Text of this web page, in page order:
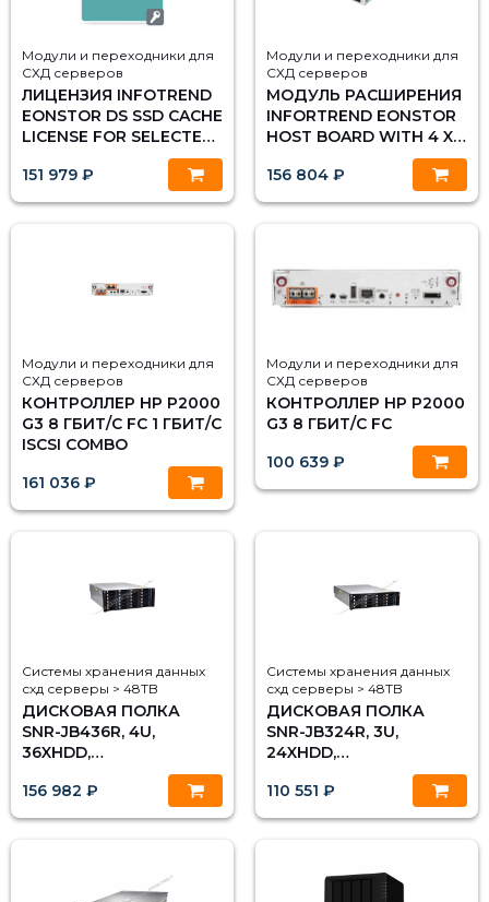
Модули и переходники для
СХД серверов
ЛИЦЕНЗИЯ INFOTREND
EONSTOR DS SSD CACHE
LICENSE FOR SELECTED
151 979 ₽
Модули и переходники для
СХД серверов
МОДУЛЬ РАСШИРЕНИЯ
INFORTREND EONSTOR
HOST BOARD WITH 4 X
156 804 ₽
Модули и переходники для
СХД серверов
КОНТРОЛЛЕР HP P2000
G3 8 ГБИТ/С FC 1 ГБИТ/С
ISCSI COMBO
161 036 ₽
Модули и переходники для
СХД серверов
КОНТРОЛЛЕР HP P2000
G3 8 ГБИТ/С FC
100 639 ₽
Системы хранения данных
схд серверы > 48TB
ДИСКОВАЯ ПОЛКА
SNR-JB436R, 4U,
36XHDD,
РЕЗЕРВИРУЕМЫЙ БП
156 982 ₽
Системы хранения данных
схд серверы > 48TB
ДИСКОВАЯ ПОЛКА
SNR-JB324R, 3U,
24XHDD,
РЕЗЕРВИРУЕМЫЙ БП
110 551 ₽